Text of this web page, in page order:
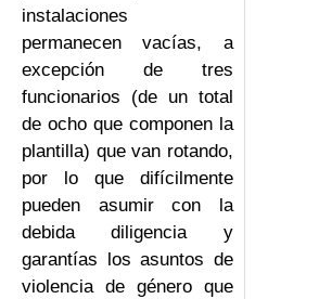
instalaciones
permanecen vacías, a
excepción de tres
funcionarios (de un total
de ocho que componen la
plantilla) que van rotando,
por lo que difícilmente
pueden asumir con la
debida diligencia y
garantías los asuntos de
violencia de género que